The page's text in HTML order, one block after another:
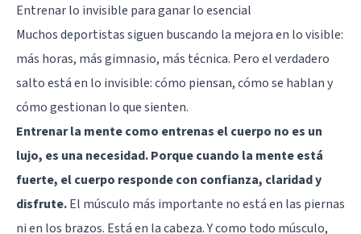
Entrenar lo invisible para ganar lo esencial
Muchos deportistas siguen buscando la mejora en lo visible:
más horas, más gimnasio, más técnica. Pero el verdadero
salto está en lo invisible: cómo piensan, cómo se hablan y
cómo gestionan lo que sienten.
Entrenar la mente como entrenas el cuerpo no es un
lujo, es una necesidad. Porque cuando la mente está
fuerte, el cuerpo responde con confianza, claridad y
disfrute.El músculo más importante no está en las piernas
ni en los brazos. Está en la cabeza. Y como todo músculo,